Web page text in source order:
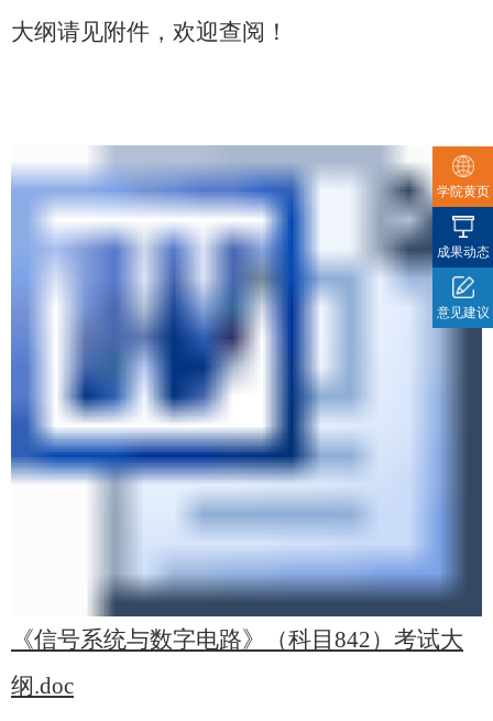
大纲请见附件，欢迎查阅！
《信号系统与数字电路》（科目842）考试大
纲.doc
学院黄页
成果动态
意见建议